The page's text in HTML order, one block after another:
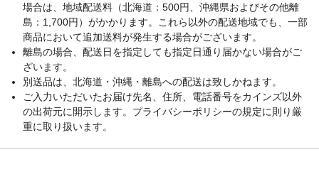
場合は、地域配送料（北海道：500円、沖縄県およびその他離
島：1,700円）がかかります。これら以外の配送地域でも、一部
商品において追加送料が発生する場合がございます。
離島の場合、配送日を指定しても指定日通り届かない場合がご
ざいます。
別送品は、北海道・沖縄・離島への配送は致しかねます。
ご入力いただいたお届け先名、住所、電話番号をカインズ以外
の出荷元に開示します。プライバシーポリシーの規定に則り厳
重に取り扱います。